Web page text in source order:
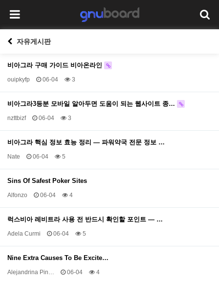
자유게시판
비아그라 구매 가이드 비아온라인
ouipkyfp 06-04 3
비아그라3등분 모바일 알아두면 도움이 되는 웹사이트 종…
nzttbizf 06-04 3
비아그라 핵심 정보 효능 정리 — 파워약국 전문 정보 …
Nate 06-04 5
Sins Of Safest Poker Sites
Alfonzo 06-04 4
럭스비아 레비트라 사용 전 반드시 확인할 포인트 — …
Adela Curmi 06-04 5
Nine Extra Causes To Be Excite…
Alejandrina Pin… 06-04 4